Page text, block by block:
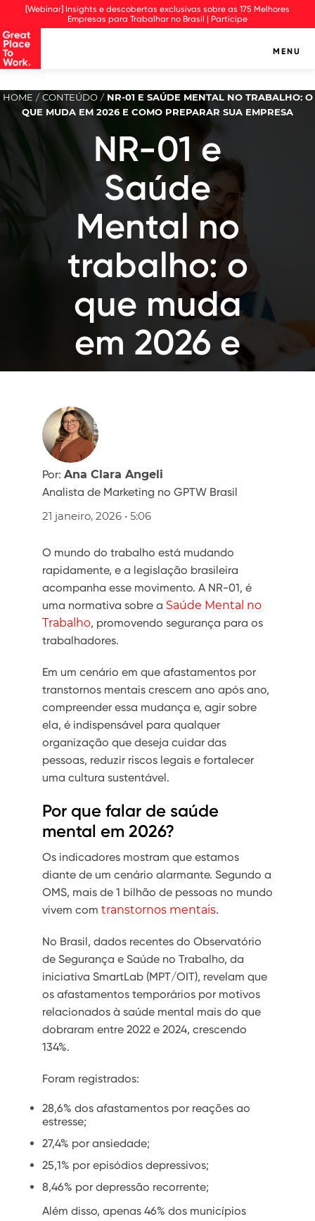
Observação:
site
inclui
um
sistema
de
assistência
[Webinar] Insights e descobertas exclusivas sobre as 175 Melhores
Empresas para Trabalhar no Brasil | Participe
MENU
HOME / CONTEÚDO/ NR-01 E SAÚDE MENTAL NO TRABALHO: O
QUE MUDA EM 2026 E COMO PREPARAR SUA EMPRESA
NR-01 e
Saúde
Mental no
trabalho: o
que muda
em 2026 e
como
preparar sua
empresa
Por: Ana Clara Angeli
Analista de Marketing no GPTW Brasil
21 janeiro, 2026 • 5:06
O mundo do trabalho está mudando
rapidamente, e a legislação brasileira
acompanha esse movimento. A NR-01, é
uma normativa sobre a Saúde Mental no
Trabalho, promovendo segurança para os
trabalhadores.
Em um cenário em que afastamentos por
transtornos mentais crescem ano após ano,
compreender essa mudança e, agir sobre
ela, é indispensável para qualquer
organização que deseja cuidar das
pessoas, reduzir riscos legais e fortalecer
uma cultura sustentável.
Por que falar de saúde
mental em 2026?
Os indicadores mostram que estamos
diante de um cenário alarmante. Segundo a
OMS, mais de 1 bilhão de pessoas no mundo
vivem com transtornos mentais.
No Brasil, dados recentes do Observatório
de Segurança e Saúde no Trabalho, da
iniciativa SmartLab (MPT/OIT), revelam que
os afastamentos temporários por motivos
relacionados à saúde mental mais do que
dobraram entre 2022 e 2024, crescendo
134%.
Foram registrados:
28,6% dos afastamentos por reações ao
estresse;
27,4% por ansiedade;
25,1% por episódios depressivos;
8,46% por depressão recorrente;
Além disso, apenas 46% dos municípios